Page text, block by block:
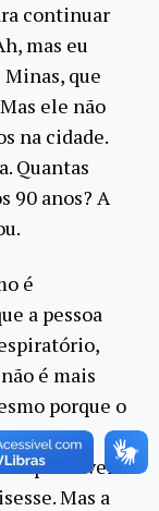
continuar
mas eu
que
ele não
na cidade.
Quantas
90 anos? A
é
a pessoa
é mais
porque o
Mas a